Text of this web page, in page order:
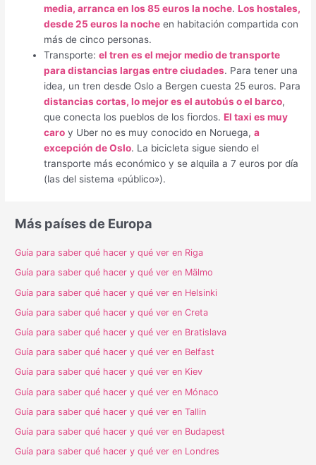
media, arranca en los 85 euros la noche.Los hostales,
desde 25 euros la noche en habitación compartida con
más de cinco personas.
Transporte:el tren es el mejor medio de transporte
para distancias largas entre ciudades. Para tener una
idea, un tren desde Oslo a Bergen cuesta 25 euros. Para
distancias cortas, lo mejor es el autobús o el barco,
que conecta los pueblos de los fiordos.El taxi es muy
caro y Uber no es muy conocido en Noruega,a
excepción de Oslo. La bicicleta sigue siendo el
transporte más económico y se alquila a 7 euros por día
(las del sistema «público»).
Más países de Europa
Guía para saber qué hacer y qué ver en Riga
Guía para saber qué hacer y qué ver en Mälmo
Guía para saber qué hacer y qué ver en Helsinki
Guía para saber qué hacer y qué ver en Creta
Guía para saber qué hacer y qué ver en Bratislava
Guía para saber qué hacer y qué ver en Belfast
Guía para saber qué hacer y qué ver en Kiev
Guía para saber qué hacer y qué ver en Mónaco
Guía para saber qué hacer y qué ver en Tallin
Guía para saber qué hacer y qué ver en Budapest
Guía para saber qué hacer y qué ver en Londres